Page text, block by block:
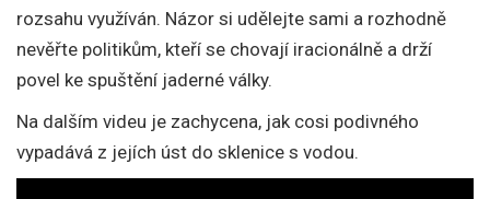
rozsahu využíván. Názor si udělejte sami a rozhodně
nevěřte politikům, kteří se chovají iracionálně a drží
povel ke spuštění jaderné války.
Na dalším videu je zachycena, jak cosi podivného
vypadává z jejích úst do sklenice s vodou.